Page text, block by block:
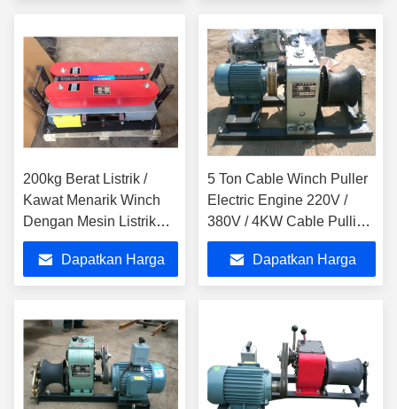
200kg Berat Listrik /
Kawat Menarik Winch
Dengan Mesin Listrik
1.5KW X 2 Daya
Dapatkan Harga
5 Ton Cable Winch Puller
Electric Engine 220V /
380V / 4KW Cable Pulling
Winch Machine
Dapatkan Harga